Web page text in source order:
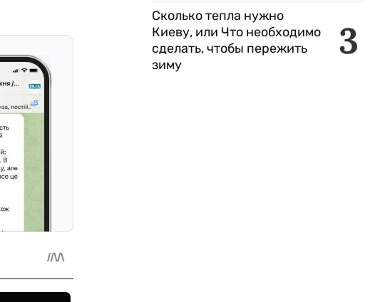
3
Сколько тепла нужно
Киеву, или Что необходимо
сделать, чтобы пережить
зиму